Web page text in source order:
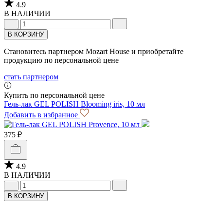
4.9
В НАЛИЧИИ
В КОРЗИНУ
Становитесь партнером Mozart House и приобретайте
продукцию по персональной цене
стать партнером
Купить по персональной цене
Гель-лак GEL POLISH Blooming iris, 10 мл
Добавить в избранное
375 ₽
4.9
В НАЛИЧИИ
В КОРЗИНУ